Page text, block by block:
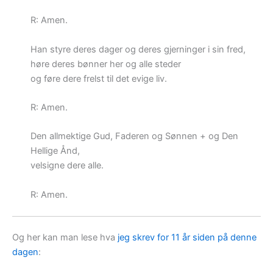
R: Amen.
Han styre deres dager og deres gjerninger i sin fred,
høre deres bønner her og alle steder
og føre dere frelst til det evige liv.
R: Amen.
Den allmektige Gud, Faderen og Sønnen + og Den
Hellige Ånd,
velsigne dere alle.
R: Amen.
Og her kan man lese hva jeg skrev for 11 år siden på denne
dagen: